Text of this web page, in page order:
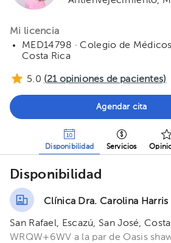
Mi licencia
MED14798 · Colegio de
Costa Rica
5.0 (21opiniones de pacientes)
Agendar cita
Disponibilidad Servicios
Disponibilidad
Clínica Dra. Carolina Harris
San Rafael, Escazú, San José,
WRQW+6WV a la par de Oasis